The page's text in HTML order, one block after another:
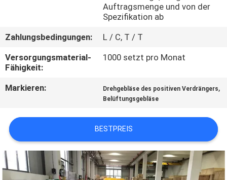
MIT
UNS
VERBINDUNG
FORDERN
SIE EIN
ZITAT
Auftragsmenge und von der
Spezifikation ab
Zahlungsbedingungen:
L / C, T / T
Versorgungsmaterial-
Fähigkeit:
1000 setzt pro Monat
Markieren: Drehgebläse des positiven Verdrängers,
Belüftungsgebläse
BESTPREIS